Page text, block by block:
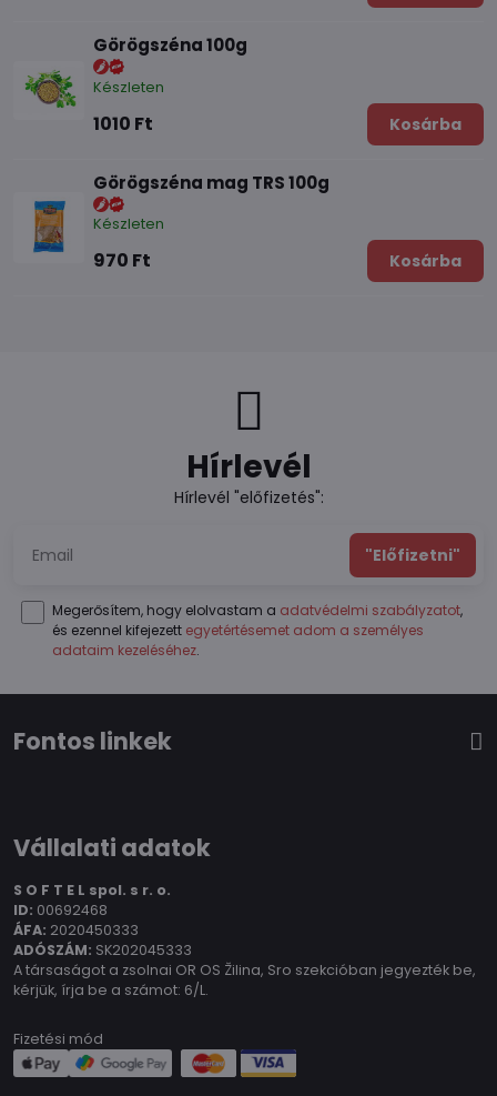
Görögszéna 100g
Készleten
1010 Ft Kosárba
Görögszéna mag TRS 100g
Készleten
970 Ft Kosárba
Hírlevél
Hírlevél "előfizetés":
"Előfizetni"
Megerősítem, hogy elolvastam a adatvédelmi szabályzatot,
és ezennel kifejezett egyetértésemet adom a személyes
adataim kezeléséhez.
Fontos linkek
Vállalati adatok
S O F T E L spol. s r. o.
ID: 00692468
ÁFA: 2020450333
ADÓSZÁM: SK202045333
A társaságot a zsolnai OR OS Žilina, Sro szekcióban jegyezték be,
kérjük, írja be a számot: 6/L.
Fizetési mód